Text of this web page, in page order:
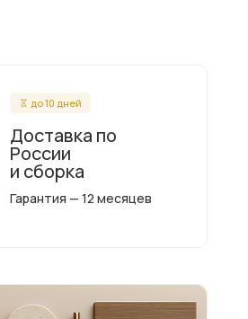
до 10 дней
Доставка по
России
и сборка
Гарантия — 12 месяцев